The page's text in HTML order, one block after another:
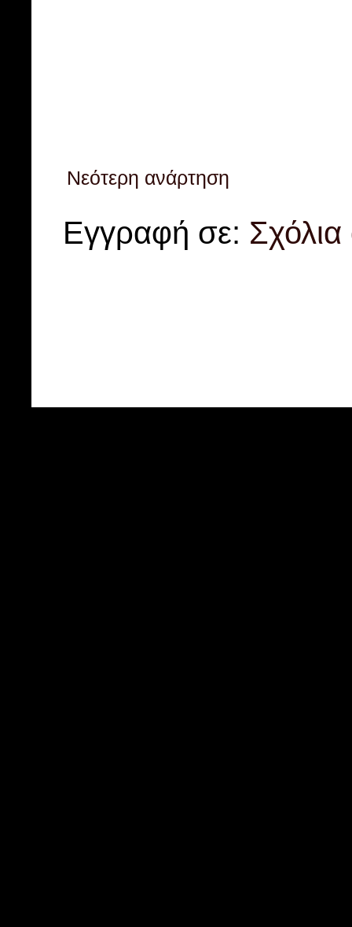
Νεότερη ανάρτηση
Εγγραφή σε: